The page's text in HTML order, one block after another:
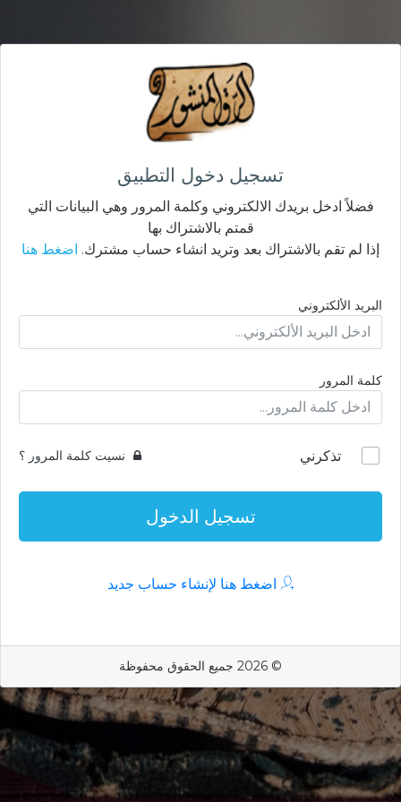
تسجيل دخول التطبيق
فضلاً ادخل بريدك الالكتروني وكلمة المرور وهي البيانات التي
قمتم بالاشتراك بها
إذا لم تقم بالاشتراك بعد وتريد انشاء حساب مشترك. اضغط هنا
البريد الألكتروني
كلمة المرور
تذكرني نسيت كلمة المرور ؟
تسجيل الدخول
اضغط هنا لإنشاء حساب جديد
© 2026 جميع الحقوق محفوظة